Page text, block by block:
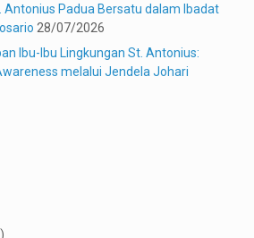
Antonius Padua Bersatu dalam Ibadat
28/07/2026
Ibu-Ibu Lingkungan St. Antonius:
melalui Jendela Johari